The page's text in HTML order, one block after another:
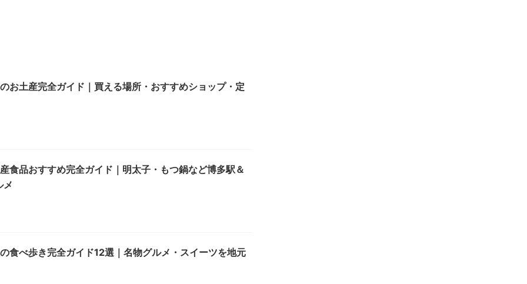
お土産完全ガイド｜買える場所・おすすめショップ・定
食品おすすめ完全ガイド｜明太子・もつ鍋など博多駅＆
メ
食べ歩き完全ガイド12選｜名物グルメ・スイーツを地元